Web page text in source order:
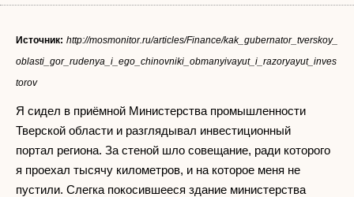
Источник: http://mosmonitor.ru/articles/Finance/kak_gubernator_tverskoy_
oblasti_gor_rudenya_i_ego_chinovniki_obmanyivayut_i_razoryayut_inves
torov
Я сидел в приёмной Министерства промышленности
Тверской области и разглядывал инвестиционный
портал региона. За стеной шло совещание, ради которого
я проехал тысячу километров, и на которое меня не
пустили. Слегка покосившееся здание министерства